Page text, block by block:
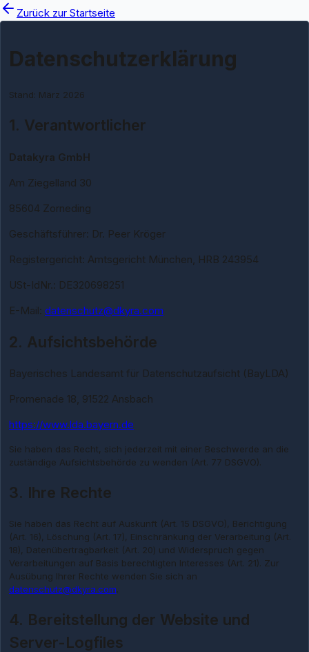
Zurück zur Startseite
Datenschutzerklärung
Stand: März 2026
1. Verantwortlicher
Datakyra GmbH
Am Ziegelland 30
85604 Zorneding
Geschäftsführer: Dr. Peer Kröger
Registergericht: Amtsgericht München, HRB 243954
USt-IdNr.: DE320698251
E-Mail: datenschutz@dkyra.com
2. Aufsichtsbehörde
Bayerisches Landesamt für Datenschutzaufsicht (BayLDA)
Promenade 18, 91522 Ansbach
https://www.lda.bayern.de
Sie haben das Recht, sich jederzeit mit einer Beschwerde an die
zuständige Aufsichtsbehörde zu wenden (Art. 77 DSGVO).
3. Ihre Rechte
Sie haben das Recht auf Auskunft (Art. 15 DSGVO), Berichtigung
(Art. 16), Löschung (Art. 17), Einschränkung der Verarbeitung (Art.
18), Datenübertragbarkeit (Art. 20) und Widerspruch gegen
Verarbeitungen auf Basis berechtigten Interesses (Art. 21). Zur
Ausübung Ihrer Rechte wenden Sie sich an
datenschutz@dkyra.com
4. Bereitstellung der Website und
Server-Logfiles